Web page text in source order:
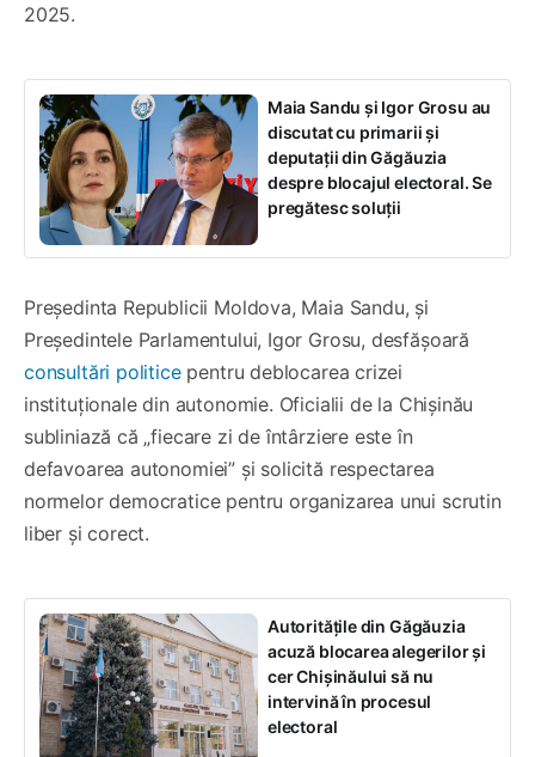
2025.
Maia Sandu și Igor Grosu au
discutat cu primarii și
deputații din Găgăuzia
despre blocajul electoral. Se
pregătesc soluții
Președinta Republicii Moldova, Maia Sandu, și
Președintele Parlamentului, Igor Grosu, desfășoară
consultări politicepentru deblocarea crizei
instituționale din autonomie. Oficialii de la Chișinău
subliniază că „fiecare zi de întârziere este în
defavoarea autonomiei” și solicită respectarea
normelor democratice pentru organizarea unui scrutin
liber și corect.
Autoritățile din Găgăuzia
acuză blocarea alegerilor și
cer Chișinăului să nu
intervină în procesul
electoral